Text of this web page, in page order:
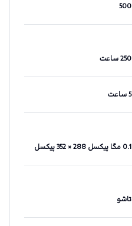
500
250 ساعت
5 ساعت
0.1 مگا پیکسل 288 × 352 پیکسل
تاشو